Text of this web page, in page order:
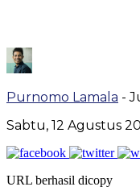
Purnomo Lamala -
Sabtu, 12 Agustus
URL berhasil dicopy